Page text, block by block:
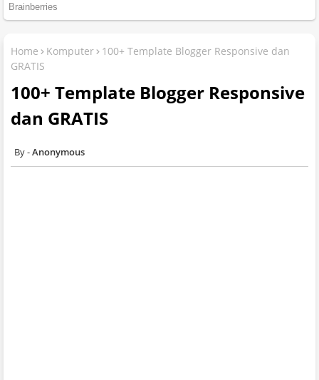
Home Komputer
100+ Template Blogger Responsive dan
GRATIS
100+ Template Blogger Responsive
dan GRATIS
Anonymous